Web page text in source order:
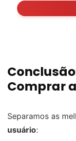
Comprar
Separamos as
usuário: